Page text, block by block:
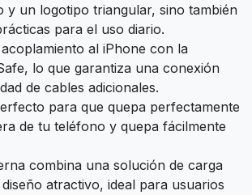
y un logotipo triangular, sino también
para el uso diario.
al iPhone con la
lo que garantiza una conexión
de cables adicionales.
para que quepa perfectamente
de tu teléfono y quepa fácilmente
combina una solución de carga
atractivo, ideal para usuarios